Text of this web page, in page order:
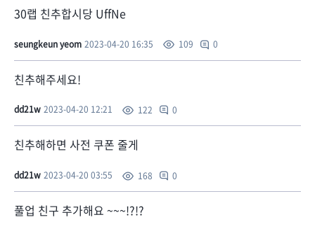
30랩 친추합시당 UffNe
seungkeun yeom 2023-04-20 16:35 109 0
친추해주세요!
dd21w 2023-04-20 12:21 122 0
친추해하면 사전 쿠폰 줄게
dd21w 2023-04-20 03:55 168 0
풀업 친구 추가해요 ~~~!?!?